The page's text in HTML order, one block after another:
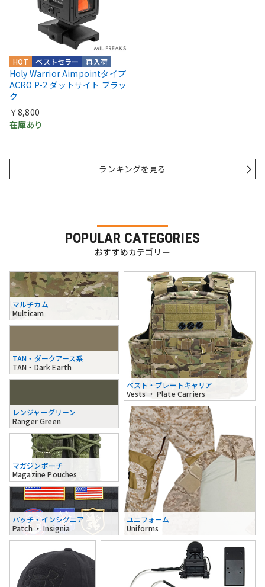
再入荷
ベストセラー
HOT
Holy Warrior Aimpointタイプ
ACRO P-2 ダットサイト ブラッ
ク
￥8,800
在庫あり
ランキングを見る
POPULAR CATEGORIES
おすすめカテゴリー
マルチカム
Multicam
TAN・ダークアース系
TAN・Dark Earth
レンジャーグリーン
Ranger Green
ベスト・プレートキャリア
Vests ・ Plate Carriers
マガジンポーチ
Magazine Pouches
パッチ・インシグニア
Patch ・ Insignia
ユニフォーム
Uniforms